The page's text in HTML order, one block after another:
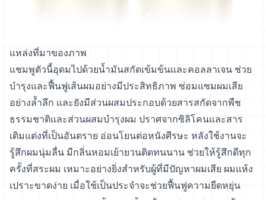
แหล่งที่มาของภาพ
แชมพูตัวนี้อุดมไปด้วยน้ำมันสกัดเข้มข้นและคอลลาเจน ช่วย
บำรุงและฟื้นฟูเส้นผมอย่างมีประสิทธิภาพ ซ่อมแซมผมเสีย
อย่างล้ำลึก และยังมีส่วนผสมประกอบด้วยสารสกัดจากพืช
ธรรมชาติและส่วนผสมบำรุงผม ปราศจากซิลิโคนและสาร
เติมแต่งที่เป็นอันตราย อ่อนโยนต่อหนังศีรษะ หลังใช้งานจะ
รู้สึกผมนุ่มลื่น มีกลิ่นหอมเย้ายวนติดทนนาน ช่วยให้รู้สึกดีทุก
ครั้งที่สระผม เหมาะอย่างยิ่งสำหรับผู้ที่มีปัญหาผมเสีย ผมแห้ง
เปราะขาดง่าย เมื่อใช้เป็นประจำจะช่วยฟื้นฟูความยืดหยุ่น